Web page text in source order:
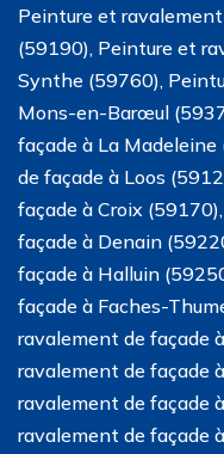
Peinture et
(59190), Peinture et
Synthe (59760),
Mons-en-Barœul
façade à La
de façade à Loos
façade à Croix
façade à Denain
façade à Halluin
façade à Faches-
ravalement de façade
ravalement de façade
ravalement de façade
ravalement de façade